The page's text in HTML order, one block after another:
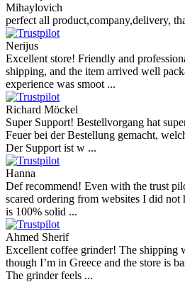
Mihaylovich
perfect all product,company,delivery,
Nerijus
Excellent store! Friendly and
shipping, and the item arrived well
experience was smoot ...
Richard Möckel
Super Support! Bestellvorgang hat
Feuer bei der Bestellung gemacht,
Der Support ist w ...
Hanna
Def recommend! Even with the trust
scared ordering from websites I did not
is 100% solid ...
Ahmed Sherif
Excellent coffee grinder! The shipping
though I’m in Greece and the store is
The grinder feels ...